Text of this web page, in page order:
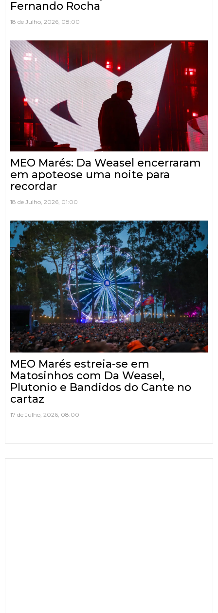
Fernando Rocha
18 de Julho, 2026, 08:00
MEO Marés: Da Weasel encerraram
em apoteose uma noite para
recordar
18 de Julho, 2026, 01:00
MEO Marés estreia-se em
Matosinhos com Da Weasel,
Plutonio e Bandidos do Cante no
cartaz
17 de Julho, 2026, 08:00